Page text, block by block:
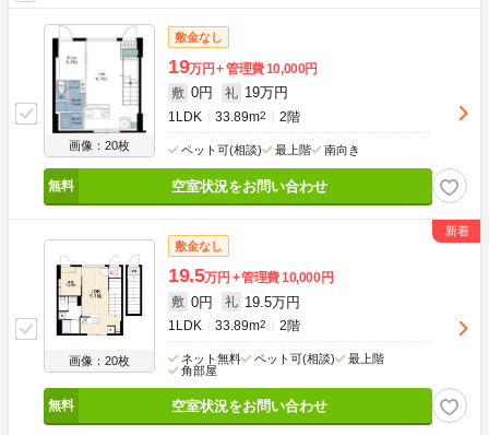
画像：20枚
敷金なし
19万円 管理費10,000円
敷 0円 礼 19万円
1LDK 33.89m2 2階
ペット可(相談) 最上階 南向き
空室状況をお問い合わせ
画像：20枚
敷金なし
19.5万円 管理費10,000円
敷 0円 礼 19.5万円
1LDK 33.89m2 2階
ネット無料 ペット可(相談)
最上階
角部屋
空室状況をお問い合わせ